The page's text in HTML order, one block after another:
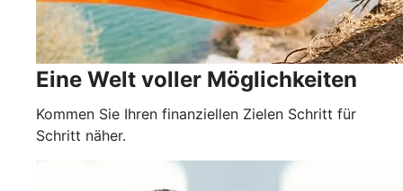
Eine Welt voller Möglichkeiten
Kommen Sie Ihren finanziellen Zielen Schritt für
Schritt näher.